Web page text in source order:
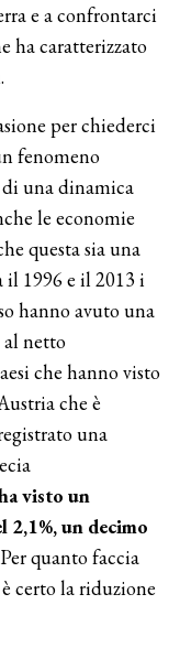
e a confrontarci
ha caratterizzato
per chiederci
fenomeno
una dinamica
le economie
questa sia una
1996 e il 2013 i
hanno avuto una
netto
che hanno visto
che è
una
visto un
2,1%, un decimo
quanto faccia
certo la riduzione